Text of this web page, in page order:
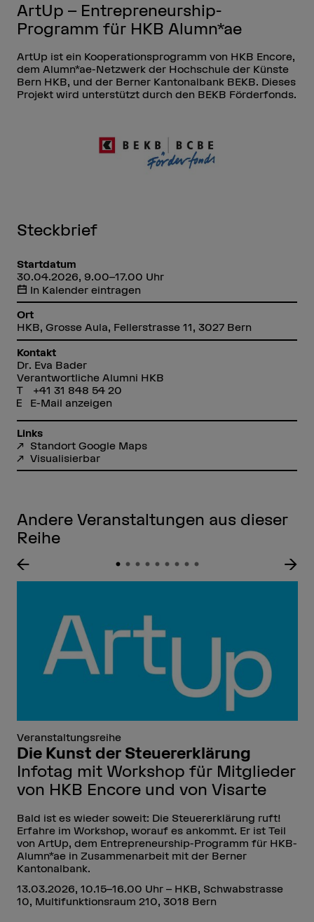
ArtUp – Entrepreneurship-
Programm für HKB Alumn*ae
ArtUp ist ein Kooperationsprogramm von HKB Encore,
dem Alumn*ae-Netzwerk der Hochschule der Künste
Bern HKB, und der Berner Kantonalbank BEKB. Dieses
Projekt wird unterstützt durch den BEKB Förderfonds.
Steckbrief
Startdatum
30.04.2026, 9.00–17.00 Uhr
In Kalender eintragen
Ort
HKB, Grosse Aula, Fellerstrasse 11, 3027 Bern
Kontakt
Dr. Eva Bader
Verantwortliche Alumni HKB
+41 31 848 54 20
E-Mail anzeigen
Links
Standort Google Maps
Visualisierbar
Andere Veranstaltungen aus dieser
Reihe
Veranstaltungsreihe
Die Kunst der Steuererklärung
Infotag mit Workshop für Mitglieder
von HKB Encore und von Visarte
Bald ist es wieder soweit: Die Steuererklärung ruft!
Erfahre im Workshop, worauf es ankommt. Er ist Teil
von ArtUp, dem Entrepreneurship-Programm für HKB-
Alumn*ae in Zusammenarbeit mit der Berner
Kantonalbank.
13.03.2026, 10.15–16.00 Uhr – HKB, Schwabstrasse
10, Multifunktionsraum 210, 3018 Bern